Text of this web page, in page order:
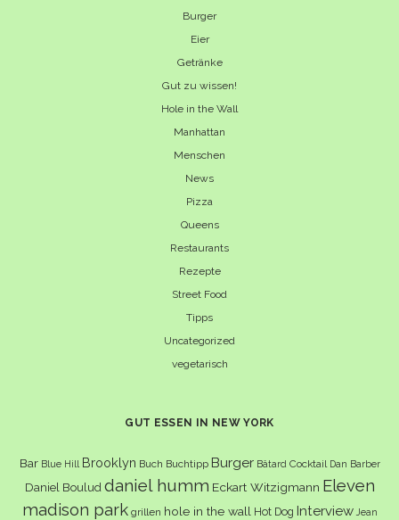
Burger
Eier
Getränke
Gut zu wissen!
Hole in the Wall
Manhattan
Menschen
News
Pizza
Queens
Restaurants
Rezepte
Street Food
Tipps
Uncategorized
vegetarisch
GUT ESSEN IN NEW YORK
Bar Blue Hill Brooklyn Buch Buchtipp Burger Bâtard Cocktail Dan Barber
Daniel Boulud daniel humm Eckart Witzigmann Eleven
madison park grillen hole in the wall Hot Dog Interview Jean